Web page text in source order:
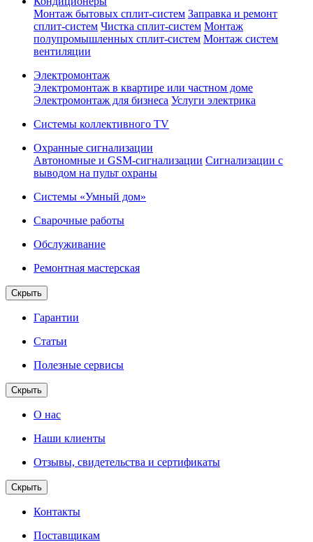
Монтаж бытовых сплит-систем Заправка и ремонт
сплит-систем Чистка сплит-систем Монтаж
полупромышленных сплит-систем Монтаж систем
вентиляции
Электромонтаж
Электромонтаж в квартире или частном доме
Электромонтаж для бизнеса Услуги электрика
Системы коллективного TV
Охранные сигнализации
Автономные и GSM-сигнализации Сигнализации с
выводом на пульт охраны
Системы «Умный дом»
Сварочные работы
Обслуживание
Ремонтная мастерская
Скрыть
Гарантии
Статьи
Полезные сервисы
Скрыть
О нас
Наши клиенты
Отзывы, свидетельства и сертификаты
Скрыть
Контакты
Поставщикам